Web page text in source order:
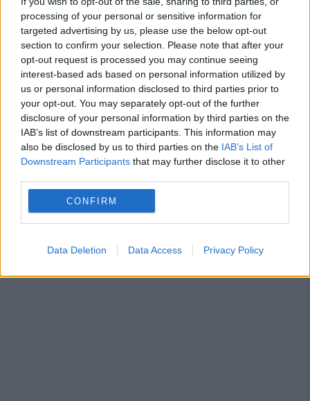
processing of your personal or sensitive information for
targeted advertising by us, please use the below opt-out
section to confirm your selection. Please note that after your
opt-out request is processed you may continue seeing
interest-based ads based on personal information utilized by
us or personal information disclosed to third parties prior to
your opt-out. You may separately opt-out of the further
disclosure of your personal information by third parties on the
IAB’s list of downstream participants. This information may
also be disclosed by us to third parties on the IAB’s List of
Downstream Participants that may further disclose it to other
CONFIRM
Data Deletion Data Access Privacy Policy
Condiția obligatorie prevăzută de lege
Mașini interzise în Europa. Lista
completă a țărilor și orașelor în care nu
mai au voie să circule autoturismele
Euro 3, Euro 4 sau Euro 5. Care este
situația din România
ceausescu cnsas